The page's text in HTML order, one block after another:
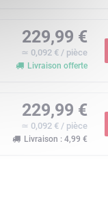
229,99 €
≃ 0,092 € / pièce
Livraison offerte
229,99 €
≃ 0,092 € / pièce
Livraison : 4,99 €